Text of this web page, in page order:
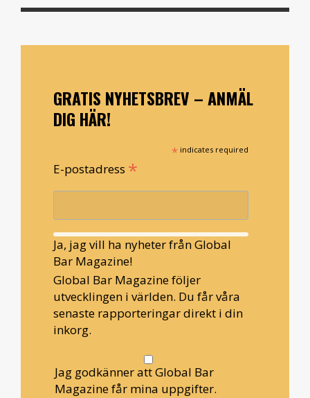
GRATIS NYHETSBREV – ANMÄL
DIG HÄR!
* indicates required
E-postadress *
Ja, jag vill ha nyheter från Global
Bar Magazine!
Global Bar Magazine följer
utvecklingen i världen. Du får våra
senaste rapporteringar direkt i din
inkorg.
Jag godkänner att Global Bar
Magazine får mina uppgifter.